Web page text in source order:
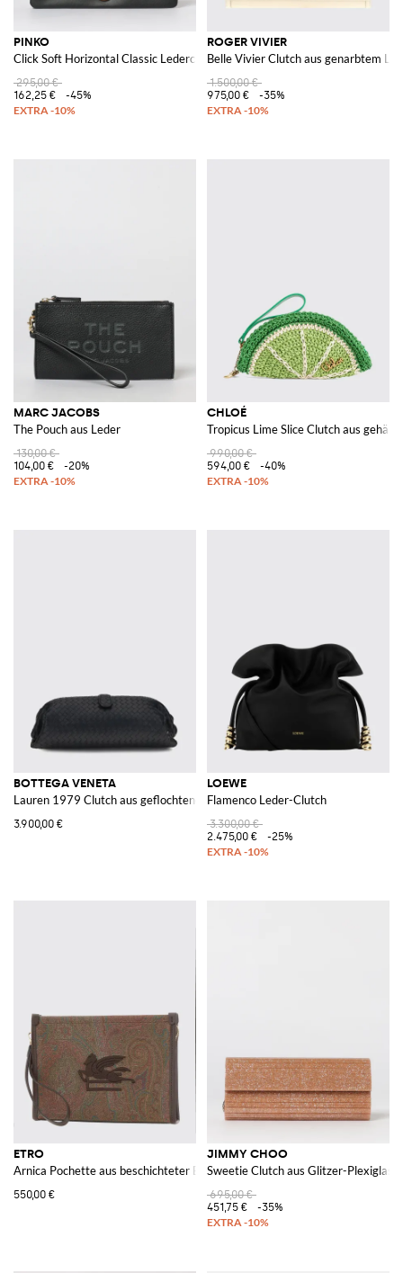
PINKO
Click Soft Horizontal Classic Lederclutch
295,00 €
162,25 €
-45%
ROGER VIVIER
Belle Vivier Clutch aus genarbtem
1.500,00 €
975,00 €
-35%
MARC JACOBS
The Pouch aus Leder
130,00 €
104,00 €
-20%
CHLOÉ
Tropicus Lime Slice Clutch aus
990,00 €
594,00 €
-40%
BOTTEGA VENETA
Lauren 1979 Clutch aus geflochtenem Leder
3.900,00 €
LOEWE
Flamenco Leder-Clutch
3.300,00 €
2.475,00 €
-25%
ETRO
Arnica Pochette aus beschichteter Baumwolle mit Paisley-Print
550,00 €
JIMMY CHOO
Sweetie Clutch aus Glitzer-Plexiglas
695,00 €
451,75 €
-35%